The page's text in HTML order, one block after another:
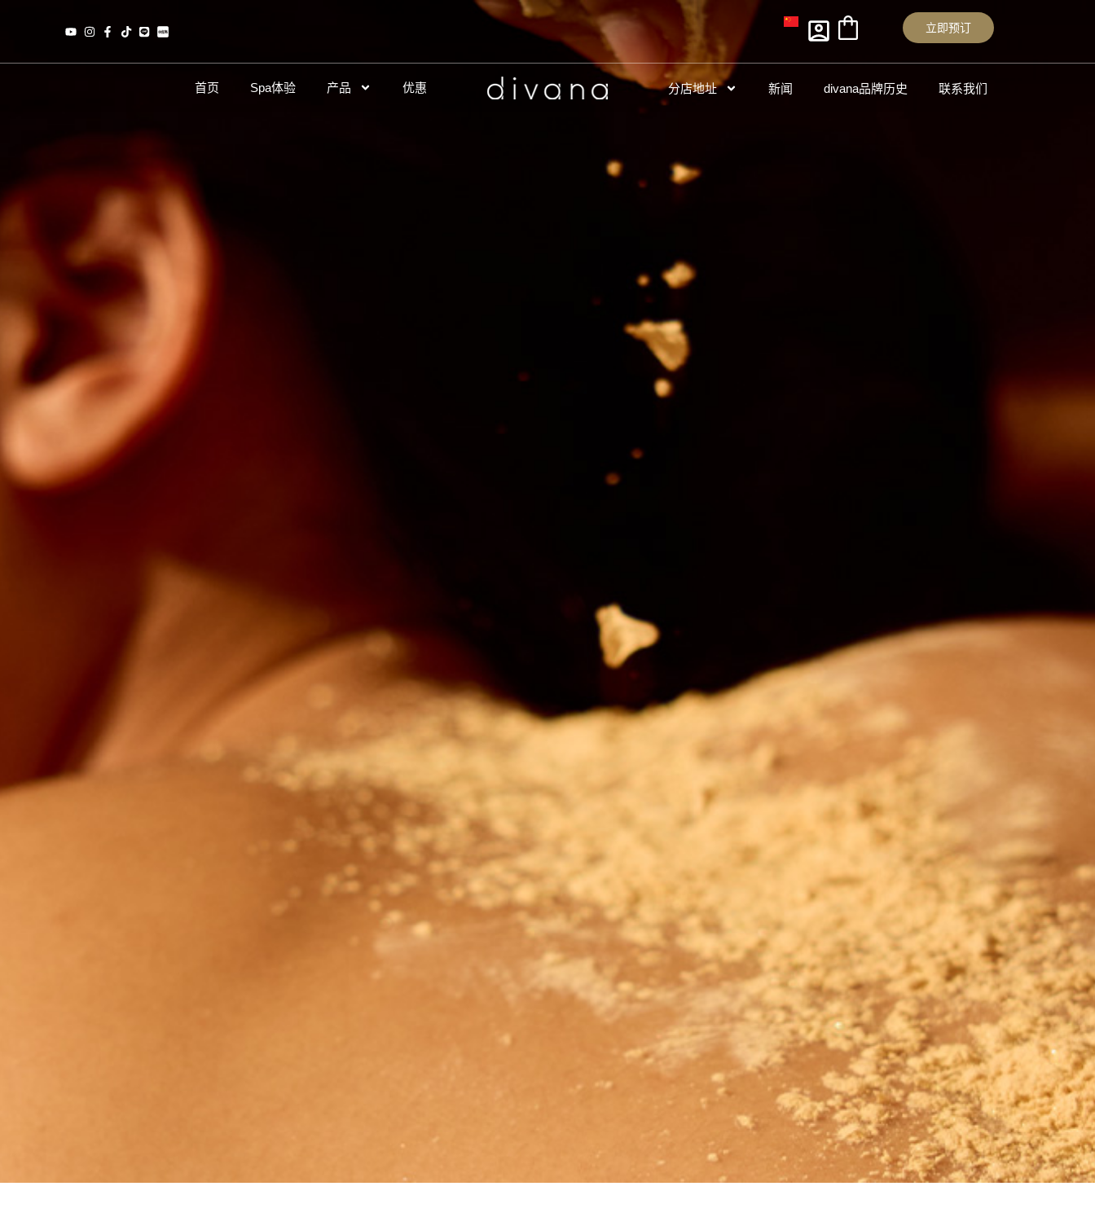
立即预订
首页 Spa体验 产品 优惠 分店地址 新闻 divana品牌历史 联系我们